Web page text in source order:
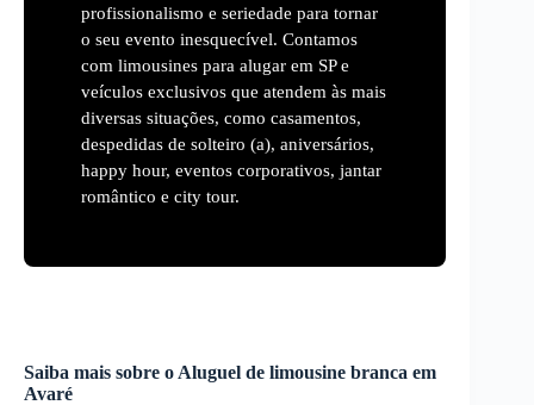
profissionalismo e seriedade para tornar
o seu evento inesquecível. Contamos
com limousines para alugar em SP e
veículos exclusivos que atendem às mais
diversas situações, como casamentos,
despedidas de solteiro (a), aniversários,
happy hour, eventos corporativos, jantar
romântico e city tour.
Saiba mais sobre o Aluguel de limousine branca em
Avaré